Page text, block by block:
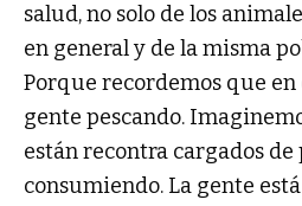
salud, no solo de los
en general y de la misma
Porque recordemos que en
gente pescando.
están recontra cargados de
consumiendo. La gente